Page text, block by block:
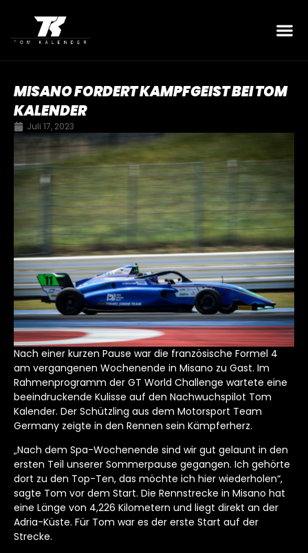
MISANO FORDERT KAMPFGEIST BEI TOM
KALENDER
Juli 17, 2023
Nach einer kurzen Pause war die französische Formel 4
am vergangenen Wochenende in Misano zu Gast. Im
Rahmenprogramm der GT World Challenge wartete eine
beeindruckende Kulisse auf den Nachwuchspilot Tom
Kalender. Der Schützling aus dem Motorsport Team
Germany zeigte in den Rennen sein Kämpferherz.
„Nach dem Spa-Wochenende sind wir gut gelaunt in den
ersten Teil unserer Sommerpause gegangen. Ich gehörte
dort zu den Top-Ten, das möchte ich hier wiederholen“,
sagte Tom vor dem Start. Die Rennstrecke in Misano hat
eine Länge von 4,226 Kilometern und liegt direkt an der
Adria-Küste. Für Tom war es der erste Start auf der
Strecke.